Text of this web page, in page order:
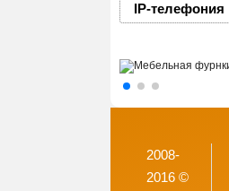
IP-телефония
2008-
2016 ©